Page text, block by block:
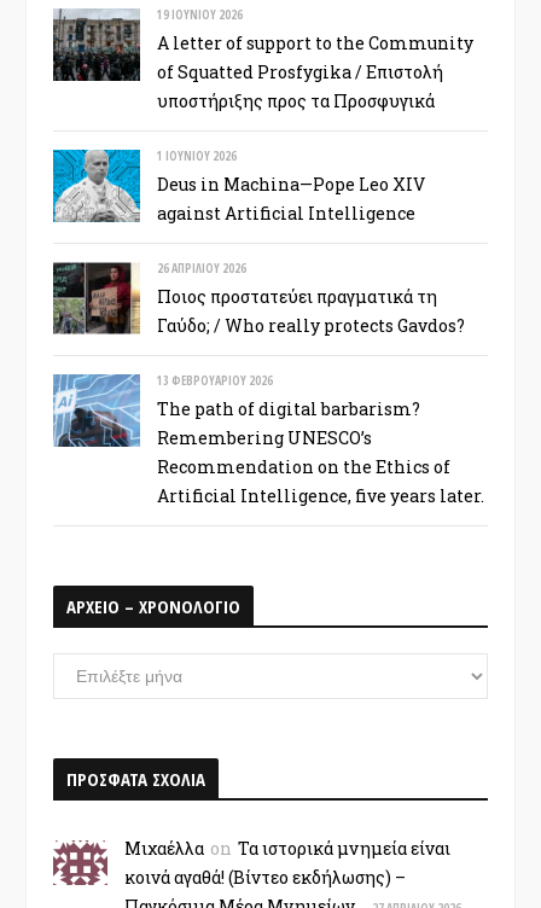
19 ΙΟΥΝΊΟΥ 2026
A letter of support to the Community
of Squatted Prosfygika / Επιστολή
υποστήριξης προς τα Προσφυγικά
1 ΙΟΥΝΊΟΥ 2026
Deus in Machina—Pope Leo XIV
against Artificial Intelligence
26 ΑΠΡΙΛΊΟΥ 2026
Ποιος προστατεύει πραγματικά τη
Γαύδο; / Who really protects Gavdos?
13 ΦΕΒΡΟΥΑΡΊΟΥ 2026
The path of digital barbarism?
Remembering UNESCO’s
Recommendation on the Ethics of
Artificial Intelligence, five years later.
ΑΡΧΕΙΟ – ΧΡΟΝΟΛΟΓΙΟ
ΑΡΧΕΙΟ
–
ΠΡΟΣΦΑΤΑ ΣΧΟΛΙΑ
Μιχαέλλα on Τα ιστορικά μνημεία είναι
κοινά αγαθά! (Βίντεο εκδήλωσης) –